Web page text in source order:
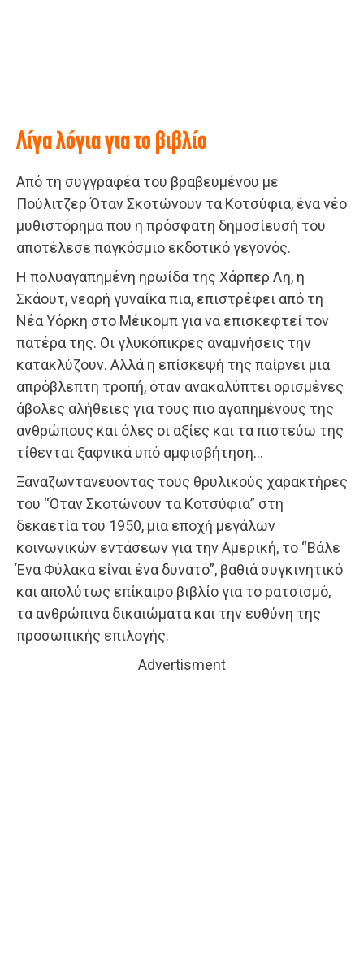
Λίγα λόγια για το βιβλίο
Από τη συγγραφέα του βραβευμένου με
Πούλιτζερ Όταν Σκοτώνουν τα Κοτσύφια, ένα νέο
μυθιστόρημα που η πρόσφατη δημοσίευσή του
αποτέλεσε παγκόσμιο εκδοτικό γεγονός.
Η πολυαγαπημένη ηρωίδα της Χάρπερ Λη, η
Σκάουτ, νεαρή γυναίκα πια, επιστρέφει από τη
Νέα Υόρκη στο Μέικομπ για να επισκεφτεί τον
πατέρα της. Οι γλυκόπικρες αναμνήσεις την
κατακλύζουν. Αλλά η επίσκεψή της παίρνει μια
απρόβλεπτη τροπή, όταν ανακαλύπτει ορισμένες
άβολες αλήθειες για τους πιο αγαπημένους της
ανθρώπους και όλες οι αξίες και τα πιστεύω της
τίθενται ξαφνικά υπό αμφισβήτηση…
Ξαναζωντανεύοντας τους θρυλικούς χαρακτήρες
του “Όταν Σκοτώνουν τα Κοτσύφια” στη
δεκαετία του 1950, μια εποχή μεγάλων
κοινωνικών εντάσεων για την Αμερική, το “Βάλε
Ένα Φύλακα είναι ένα δυνατό”, βαθιά συγκινητικό
και απολύτως επίκαιρο βιβλίο για το ρατσισμό,
τα ανθρώπινα δικαιώματα και την ευθύνη της
προσωπικής επιλογής.
Advertisment